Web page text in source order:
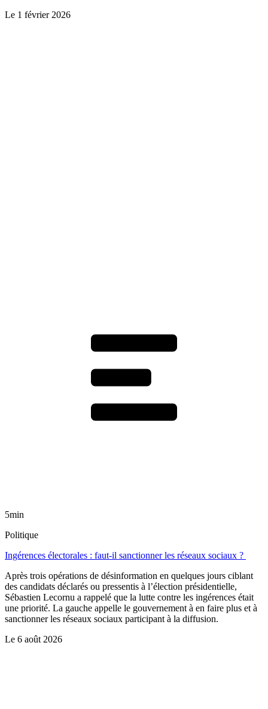
Le 1 février 2026
5min
Politique
Ingérences électorales : faut-il sanctionner les réseaux sociaux ?
Après trois opérations de désinformation en quelques jours ciblant
des candidats déclarés ou pressentis à l’élection présidentielle,
Sébastien Lecornu a rappelé que la lutte contre les ingérences était
une priorité. La gauche appelle le gouvernement à en faire plus et à
sanctionner les réseaux sociaux participant à la diffusion.
Le 6 août 2026